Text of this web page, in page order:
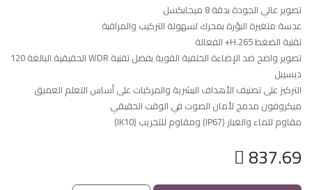
تصوير عالي الجودة بدقة 8 ميجابكسل
عدسة متغيرة البؤرة بمحرك لسهولة التركيب والمراقبة
تقنية الضغط H.265+ الفعالة
تصوير واضح ضد الإضاءة الخلفية القوية بفضل تقنية WDR الحقيقية البالغة 120
ديسيبل
التركيز على تصنيف الأهداف البشرية والمركبات على أساس التعلم العميق
ميكروفون مدمج لأمان الصوت في الوقت الحقيقي
مقاوم للماء والغبار (IP67) ومقاوم للتخريب (IK10)
837.69